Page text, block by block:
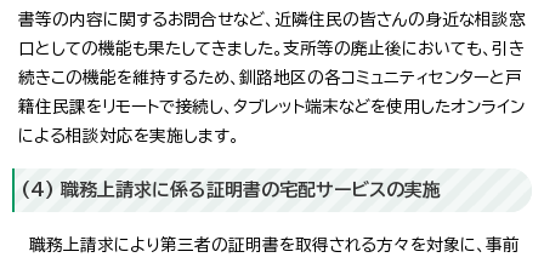
書等の内容に関するお問合せなど、近隣住民の皆さんの身近な相談窓
口としての機能も果たしてきました。支所等の廃止後においても、引き
続きこの機能を維持するため、釧路地区の各コミュニティセンターと戸
籍住民課をリモートで接続し、タブレット端末などを使用したオンライン
による相談対応を実施します。
(4) 職務上請求に係る証明書の宅配サービスの実施
職務上請求により第三者の証明書を取得される方々を対象に、事前